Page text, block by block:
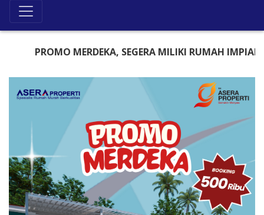
PROMO MERDEKA, SEGERA MILIKI RUMAH IMPIAN,